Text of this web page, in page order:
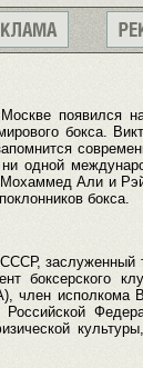
появился
бокса.
одной
Али и
бокса.
боксерского
член исполкома